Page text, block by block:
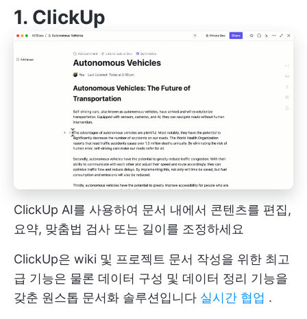
1. ClickUp
ClickUp AI를 사용하여 문서 내에서 콘텐츠를 편집,
요약, 맞춤법 검사 또는 길이를 조정하세요
ClickUp은 wiki 및 프로젝트 문서 작성을 위한 최고
급 기능은 물론 데이터 구성 및 데이터 정리 기능을
갖춘 원스톱 문서화 솔루션입니다 실시간 협업 .